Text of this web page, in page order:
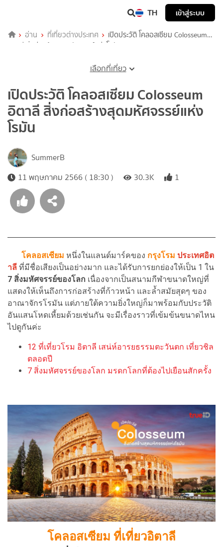
TH เข้าสู่ระบบ
อ่าน ที่เที่ยวต่างประเทศ
เปิดประวัติ โคลอสเซียม Colosseum
อิตาลี สิ่งก่อสร้างสุดมหัศจรรย์แห่งโรมัน
เลือกที่เที่ยว
เปิดประวัติ โคลอสเซียม Colosseum
อิตาลี สิ่งก่อสร้างสุดมหัศจรรย์แห่ง
โรมัน
SummerB
11 พฤษภาคม 2566 ( 18:30 )
30.3K 1
โคลอสเซียม หนึ่งในแลนด์มาร์คของ กรุงโรม ประเทศอิต
าลี ที่มีชื่อเสียงเป็นอย่างมาก และได้รับการยกย่องให้เป็น 1 ใน
7 สิ่งมหัศจรรย์ของโลก เนื่องจากเป็นสนามกีฬาขนาดใหญ่ที่
แสดงให้เห็นถึงการก่อสร้างที่ก้าวหน้า และล้ำสมัยสุดๆ ของ
อาณาจักรโรมัน แต่ภายใต้ความยิ่งใหญ่ก็มาพร้อมกับประวัติ
อันแสนโหดเหี้ยมด้วยเช่นกัน จะมีเรื่องราวที่เข้มข้นขนาดไหน
ไปดูกันค่ะ
12 ที่เที่ยวโรม อิตาลี เสน่ห์อารยธรรมตะวันตก เที่ยวชิล
ตลอดปี
7 สิ่งมหัศจรรย์ของโลก มรดกโลกที่ต้องไปเยือนสักครั้ง
โคลอสเซียม ที่เที่ยวอิตาลี